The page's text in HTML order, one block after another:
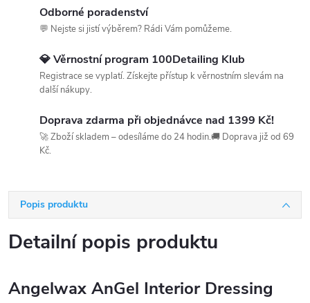
Odborné poradenství
💬 Nejste si jistí výběrem? Rádi Vám pomůžeme.
💎 Věrnostní program 100Detailing Klub
Registrace se vyplatí. Získejte přístup k věrnostním slevám na
další nákupy.
Doprava zdarma při objednávce nad 1399 Kč!
🚀 Zboží skladem – odesíláme do 24 hodin.🚚 Doprava již od 69
Kč.
Popis produktu
Detailní popis produktu
Angelwax AnGel Interior Dressing